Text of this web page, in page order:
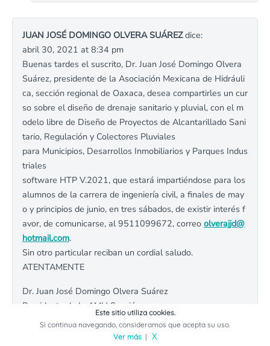
JUAN JOSÉ DOMINGO OLVERA SUÁREZdice:
abril 30, 2021 at 8:34 pm
Buenas tardes el suscrito, Dr. Juan José Domingo Olvera
Suárez, presidente de la Asociación Mexicana de Hidráuli
ca, sección regional de Oaxaca, desea compartirles un cur
so sobre el diseño de drenaje sanitario y pluvial, con el m
odelo libre de Diseño de Proyectos de Alcantarillado Sani
tario, Regulación y Colectores Pluviales
para Municipios, Desarrollos Inmobiliarios y Parques Indus
triales
software HTP V.2021, que estará impartiéndose para los
alumnos de la carrera de ingeniería civil, a finales de may
o y principios de junio, en tres sábados, de existir interés f
avor, de comunicarse, al 9511099672, correo olverajjd@
hotmail.com.
Sin otro particular reciban un cordial saludo.
ATENTAMENTE
Dr. Juan José Domingo Olvera Suárez
Presidente de la AMH Sección
Regional de Oaxaca.
Este sitio utiliza cookies.
Si continua navegando, consideramos que acepta su uso.
Ver más| X